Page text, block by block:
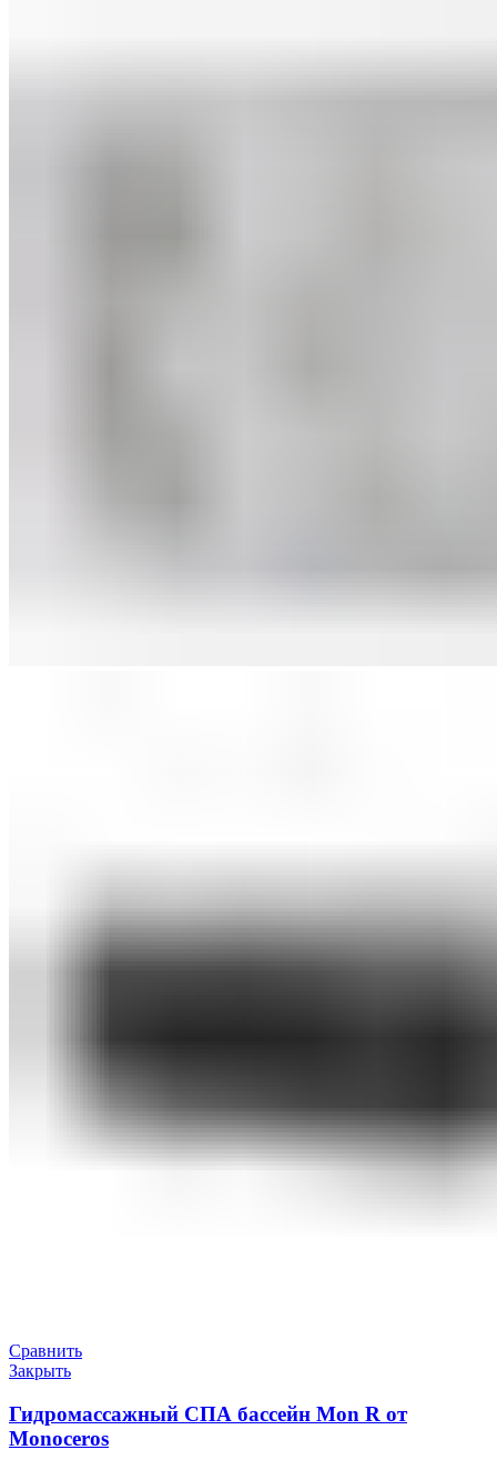
Сравнить
Закрыть
Гидромассажный СПА бассейн Mon R от
Monoceros